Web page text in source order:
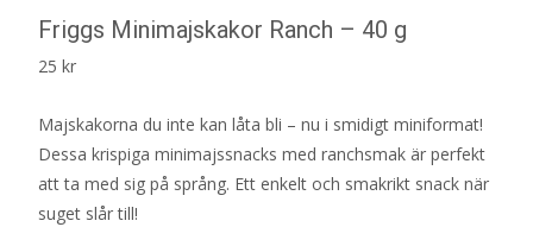
Friggs Minimajskakor Ranch – 40 g
25 kr
Majskakorna du inte kan låta bli – nu i smidigt miniformat!
Dessa krispiga minimajssnacks med ranchsmak är perfekt
att ta med sig på språng. Ett enkelt och smakrikt snack när
suget slår till!